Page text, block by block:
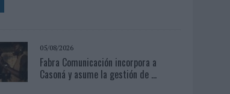
05/08/2026
Fabra Comunicación incorpora a
Casoná y asume la gestión de ...